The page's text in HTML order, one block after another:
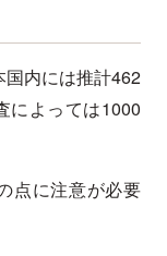
内には推計462
によっては1000
点に注意が必要